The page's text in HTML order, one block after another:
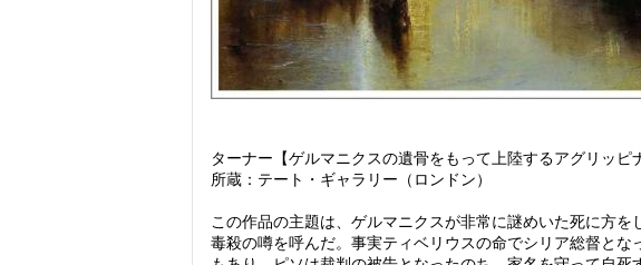
ターナー【ゲルマニクスの遺骨をもって上陸するアグリッ
所蔵：テート・ギャラリー（ロンドン）
この作品の主題は、ゲルマニクスが非常に謎めいた死に方
毒殺の噂を呼んだ。事実ティベリウスの命でシリア総督と